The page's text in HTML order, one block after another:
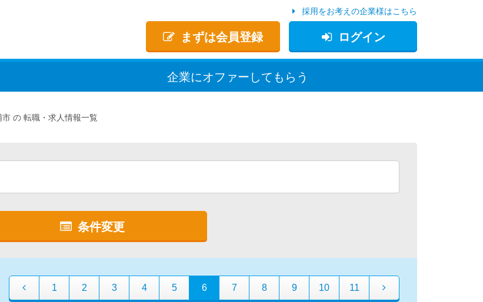
まずは会員登録 ログイン
採用をお考えの企業様はこちら
企業にオファー してもらう
市 転職・求人情報一覧
条件変更
1 2 3 4 5 6 7 8 9 10 11